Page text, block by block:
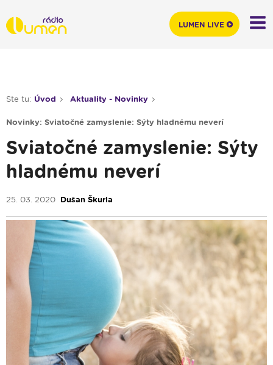
Ste tu: Úvod Aktuality - Novinky
Novinky: Sviatočné zamyslenie: Sýty hladnému neverí
Sviatočné zamyslenie: Sýty
hladnému neverí
25. 03. 2020 Dušan Škurla
LUMEN LIVE